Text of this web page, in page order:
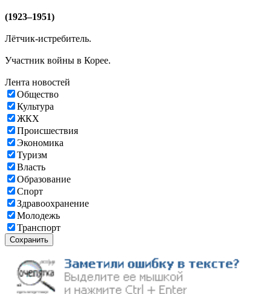
(1923–1951)
Лётчик-истребитель.
Участник войны в Корее.
Лента новостей
Общество
Культура
ЖКХ
Происшествия
Экономика
Туризм
Власть
Образование
Спорт
Здравоохранение
Молодежь
Транспорт
Сохранить